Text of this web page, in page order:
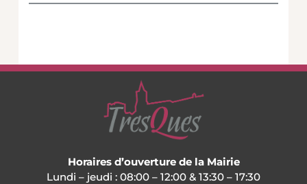
Horaires d’ouverture de la Mairie
Lundi – jeudi : 08:00 – 12:00 & 13:30 – 17:30